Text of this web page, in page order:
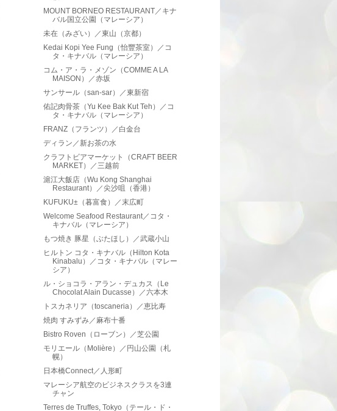
MOUNT BORNEO RESTAURANT／キナ
バル国立公園（マレーシア）
未在（みざい）／東山（京都）
Kedai Kopi Yee Fung（怡豐茶室）／コ
タ・キナバル（マレーシア）
コム・ア・ラ・メゾン（COMME A LA
MAISON）／赤坂
サンサール（san-sar）／東新宿
佑記肉骨茶（Yu Kee Bak Kut Teh）／コ
タ・キナバル（マレーシア）
FRANZ（フランツ）／白金台
ディラン／新お茶の水
クラフトビアマーケット（CRAFT BEER
MARKET）／三越前
滬江大飯店（Wu Kong Shanghai
Restaurant）／尖沙咀（香港）
KUFUKU±（暮富食）／末広町
Welcome Seafood Restaurant／コタ・
キナバル（マレーシア）
もつ焼き 豚星（ぶたほし）／武蔵小山
ヒルトン コタ・キナバル（Hilton Kota
Kinabalu）／コタ・キナバル（マレー
シア）
ル・ショコラ・アラン・デュカス（Le
Chocolat Alain Ducasse）／六本木
トスカネリア（toscaneria）／恵比寿
焼肉 すみずみ／麻布十番
Bistro Roven（ローブン）／芝公園
モリエール（Molière）／円山公園（札
幌）
日本橋Connect／人形町
マレーシア航空のビジネスクラスを3連
チャン
Terres de Truffes, Tokyo（テール・ド・